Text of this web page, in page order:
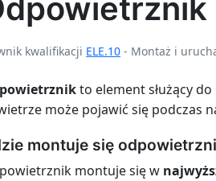
kwalifikacji ELE.10 - Montaż i
to element służący
może pojawić się podczas
montuje się
montuje się w